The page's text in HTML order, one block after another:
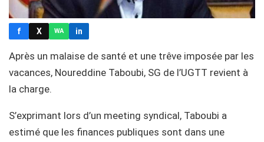
f X WA in
Après un malaise de santé et une trêve imposée par les
vacances, Noureddine Taboubi, SG de l’UGTT revient à
la charge.
S’exprimant lors d’un meeting syndical, Taboubi a
estimé que les finances publiques sont dans une